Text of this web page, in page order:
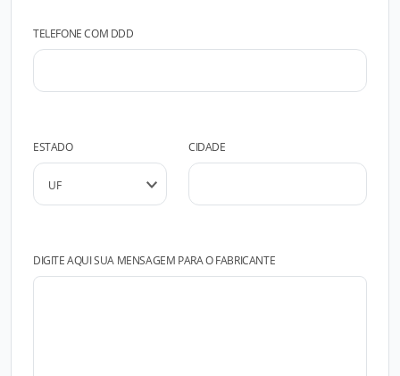
TELEFONE COM DDD
ESTADO CIDADE
DIGITE AQUI SUA MENSAGEM PARA O FABRICANTE